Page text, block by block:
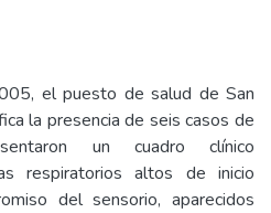
el puesto de salud de San
la presencia de seis casos de
un cuadro clínico
respiratorios altos de inicio
del sensorio, aparecidos